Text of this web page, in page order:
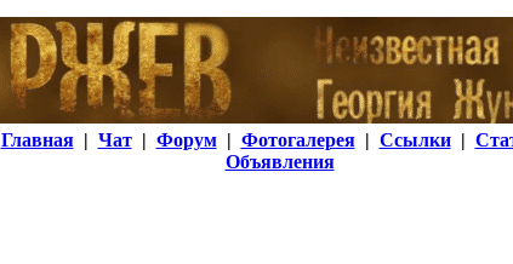
Главная | Чат | Форум | Фотогалерея | Ссылки |
Объявления